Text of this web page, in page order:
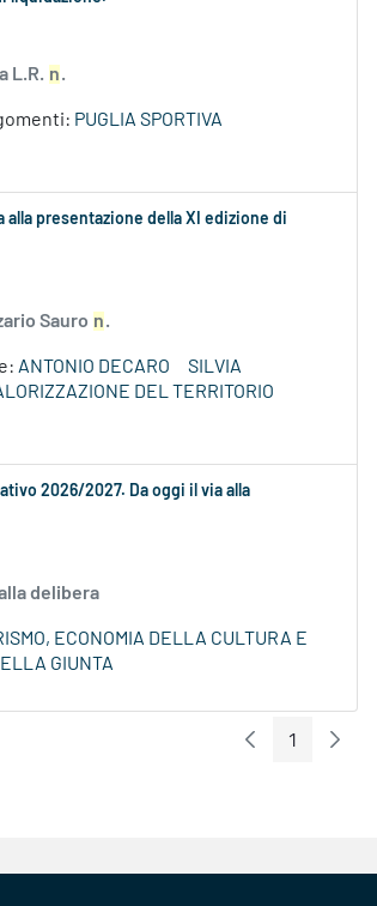
L.R. n.
PUGLIA SPORTIVA
alla presentazione della XI edizione di
Sauro n.
ANTONIO DECARO
SILVIA
DEL TERRITORIO
2026/2027. Da oggi il via alla
delibera
ECONOMIA DELLA CULTURA E
GIUNTA
PaginaPagina
1